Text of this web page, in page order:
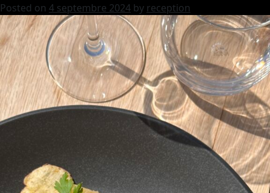
Posted on 4 septembre 2024 by reception